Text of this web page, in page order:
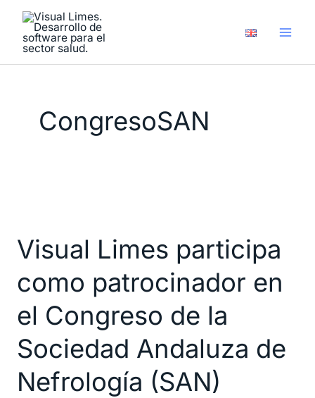
contenido
CongresoSAN
Visual Limes participa
como patrocinador en
el Congreso de la
Sociedad Andaluza de
Nefrología (SAN)
participa
patrocinador
el
Congreso
la